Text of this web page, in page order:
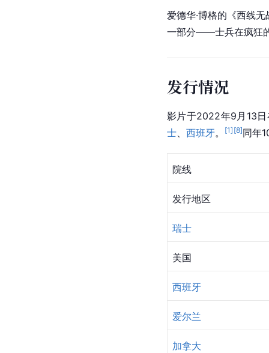
爱德华·博格的《西线无
一部分——士兵在疯狂
发行情况
影片于2022年9月13日
士、 西班牙。 [1] [8]同年
院线
发行地区
瑞士
美国
西班牙
爱尔兰
加拿大